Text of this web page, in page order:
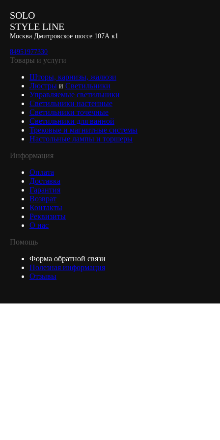
SOLO
STYLE LINE
Москва Дмитровское шоссе 107А к1
84951977330
Товары и услуги
Шторы, карнизы, жалюзи
Люстры и Светильники
Управляемые светильники
Светильники настенные
Светильники точечные
Светильники для ванной
Трековые и магнитные системы
Настольные лампы и торшеры
Информация
Оплата
Доставка
Гарантия
Возврат
Контакты
Реквизиты
О нас
Помощь
Форма обратной связи
Полезная информация
Отзывы